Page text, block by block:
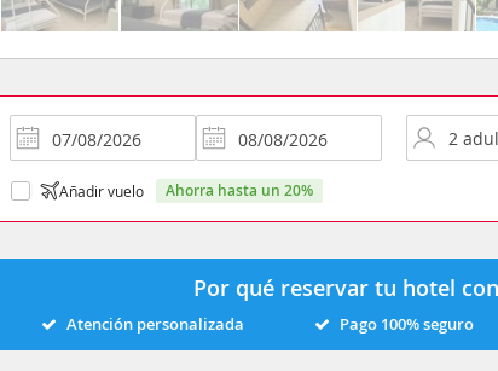
Añadir vuelo ahorra hasta un 20%
Por qué reservar tu hotel
Atención personalizada Pago 100% seguro